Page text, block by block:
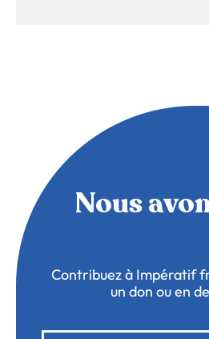
Nous
Contribuez à Impératif
un don ou en